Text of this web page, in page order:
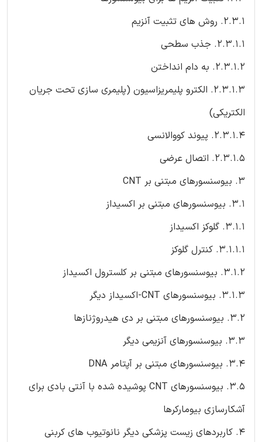
2.3.1. روش های تثبیت آنزیم
2.3.1.1. جذب سطحی
2.3.1.2. به دام انداختن
2.3.1.3. الکترو پلیمریزاسیون (پلیمری سازی تحت جریان
الکتریکی)
2.3.1.4. پیوند کووالانسی
2.3.1.5. اتصال عرضی
3. بیوسنسورهای مبتنی بر CNT
3.1. بیوسنسورهای مبتنی بر اکسیداز
3.1.1. گلوکز اکسیداز
3.1.1.1. کنترل گلوکز
3.1.2. بیوسنسورهای مبتنی بر کلسترول اکسیداز
3.1.3. بیوسنسورهای CNT-اکسیداز دیگر
3.2. بیوسنسورهای مبتنی بر دی هیدروژنازها
3.3. بیوسنسورهای آنزیمی دیگر
3.4. بیوسنسورهای مبتنی بر آپتامر DNA
3.5. بیوسنسورهای CNT پوشیده شده با آنتی بادی برای
آشکارسازی بیومارکرها
4. کاربردهای زیست پزشکی دیگر نانوتیوب های کربنی